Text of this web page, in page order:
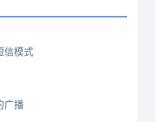
信模式
广播